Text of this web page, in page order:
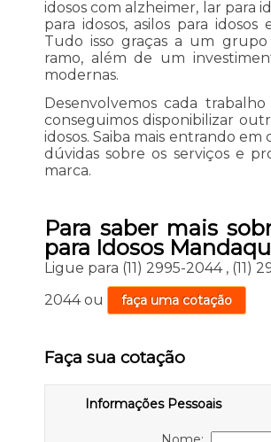
idosos com alzheimer, lar para
para idosos, asilos para
Tudo isso graças a um grupo
ramo, além de um
modernas.
Desenvolvemos cada
conseguimos disponibilizar
idosos. Saiba mais entrando em
dúvidas sobre os serviços e
marca.
Para saber mais
para Idosos
Ligue para (11) 2995-2044 , (11)
2044 ou faça uma cotação
Faça sua cotação
Informações Pessoais